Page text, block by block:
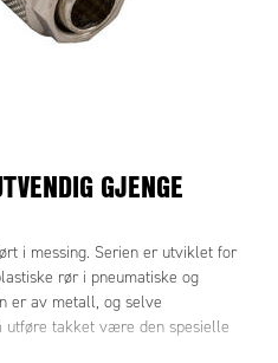
GJENGE
i messing. Serien er utviklet for
rør i pneumatiske og
er av metall, og selve
takket være den spesielle